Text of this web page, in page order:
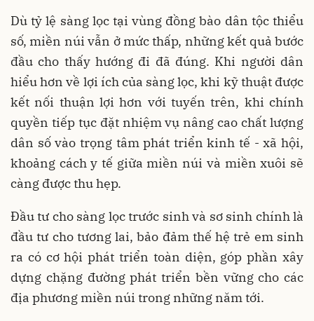
Dù tỷ lệ sàng lọc tại vùng đồng bào dân tộc thiểu
số, miền núi vẫn ở mức thấp, những kết quả bước
đầu cho thấy hướng đi đã đúng. Khi người dân
hiểu hơn về lợi ích của sàng lọc, khi kỹ thuật được
kết nối thuận lợi hơn với tuyến trên, khi chính
quyền tiếp tục đặt nhiệm vụ nâng cao chất lượng
dân số vào trọng tâm phát triển kinh tế - xã hội,
khoảng cách y tế giữa miền núi và miền xuôi sẽ
càng được thu hẹp.
Đầu tư cho sàng lọc trước sinh và sơ sinh chính là
đầu tư cho tương lai, bảo đảm thế hệ trẻ em sinh
ra có cơ hội phát triển toàn diện, góp phần xây
dựng chặng đường phát triển bền vững cho các
địa phương miền núi trong những năm tới.